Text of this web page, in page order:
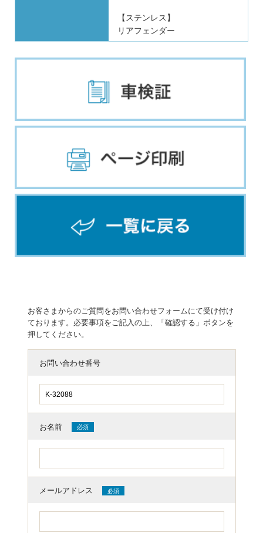
【ステンレス】
リアフェンダー